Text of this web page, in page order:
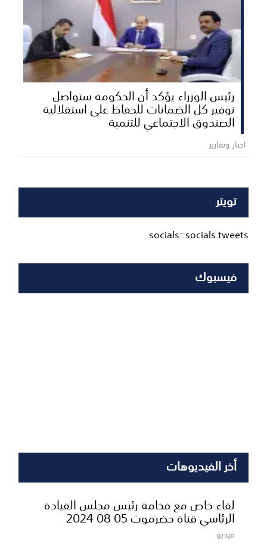
رئيس الوزراء يؤكد أن الحكومة ستواصل
توفير كل الضمانات للحفاظ على استقلالية
الصندوق الاجتماعي للتنمية
اخبار وتقارير
تويتر
socials::socials.tweets
فيسبوك
أخر الفيديوهات
لقاء خاص مع فخامة رئيس مجلس القيادة
الرئاسي قناة حضرموت 05 08 2024
فيديو